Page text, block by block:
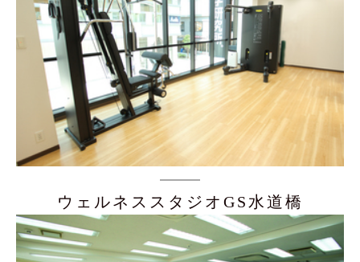
ウェルネススタジオGS水道橋